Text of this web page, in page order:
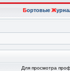
БортовыеЖ
Для просмотра